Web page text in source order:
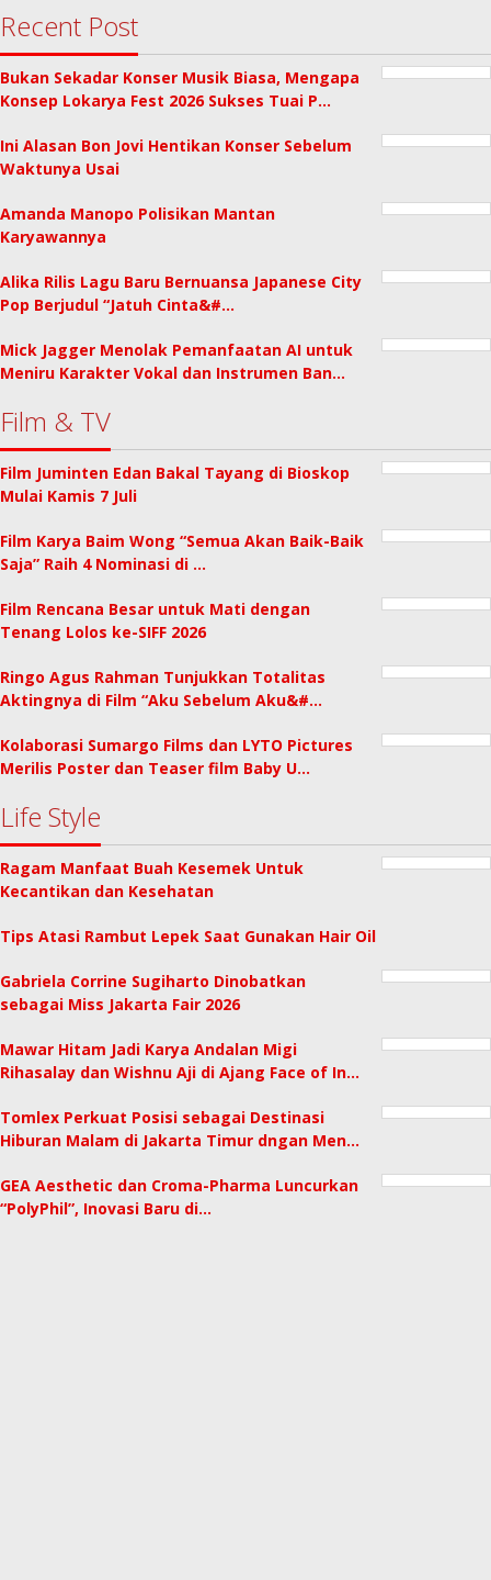
Recent Post
Bukan Sekadar Konser Musik Biasa, Mengapa
Konsep Lokarya Fest 2026 Sukses Tuai P…
Ini Alasan Bon Jovi Hentikan Konser Sebelum
Waktunya Usai
Amanda Manopo Polisikan Mantan
Karyawannya
Alika Rilis Lagu Baru Bernuansa Japanese City
Pop Berjudul “Jatuh Cinta&#…
Mick Jagger Menolak Pemanfaatan AI untuk
Meniru Karakter Vokal dan Instrumen Ban…
Film & TV
Film Juminten Edan Bakal Tayang di Bioskop
Mulai Kamis 7 Juli
Film Karya Baim Wong “Semua Akan Baik-Baik
Saja” Raih 4 Nominasi di …
Film Rencana Besar untuk Mati dengan
Tenang Lolos ke-SIFF 2026
Ringo Agus Rahman Tunjukkan Totalitas
Aktingnya di Film “Aku Sebelum Aku&#…
Kolaborasi Sumargo Films dan LYTO Pictures
Merilis Poster dan Teaser film Baby U…
Life Style
Ragam Manfaat Buah Kesemek Untuk
Kecantikan dan Kesehatan
Tips Atasi Rambut Lepek Saat Gunakan Hair Oil
Gabriela Corrine Sugiharto Dinobatkan
sebagai Miss Jakarta Fair 2026
Mawar Hitam Jadi Karya Andalan Migi
Rihasalay dan Wishnu Aji di Ajang Face of In…
Tomlex Perkuat Posisi sebagai Destinasi
Hiburan Malam di Jakarta Timur dngan Men…
GEA Aesthetic dan Croma-Pharma Luncurkan
“PolyPhil”, Inovasi Baru di…